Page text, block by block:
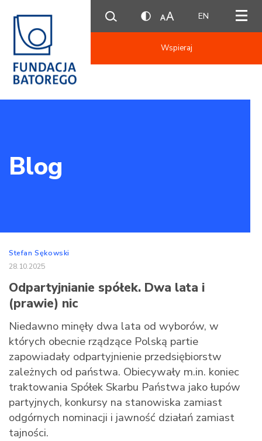
EN
Wspieraj
Blog
Stefan Sękowski
28.10.2025
Odpartyjnianie spółek. Dwa lata i
(prawie) nic
Niedawno minęły dwa lata od wyborów, w
których obecnie rządzące Polską partie
zapowiadały odpartyjnienie przedsiębiorstw
zależnych od państwa. Obiecywały m.in. koniec
traktowania Spółek Skarbu Państwa jako łupów
partyjnych, konkursy na stanowiska zamiast
odgórnych nominacji i jawność działań zamiast
tajności.